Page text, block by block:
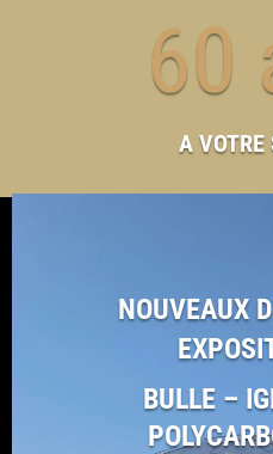
60
A VOTRE
NOUVEAUX
BULLE –